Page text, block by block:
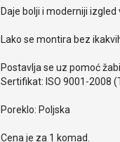
Daje bolji i moderniji izgled
Lako se montira bez
Postavlja se uz pomoć
Sertifikat: ISO 9001-2008
Poreklo: Poljska
Cena je za 1 komad.